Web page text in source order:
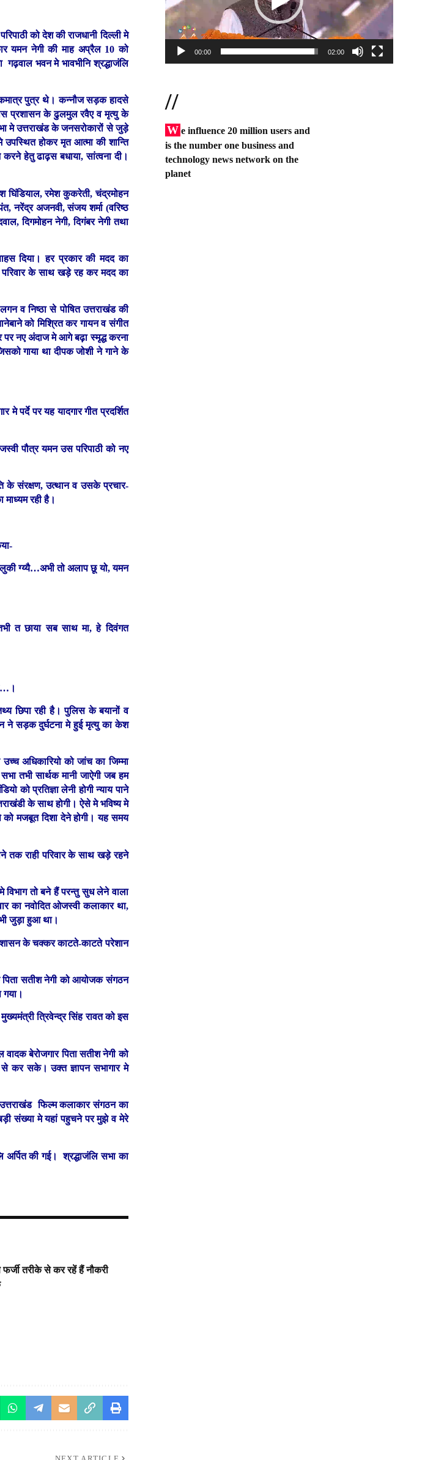
को देश की राजधानी दिल्ली मे
यमन नेगी की माह अप्रैल 10 को
भवन मे भावभीनि श्रद्धाजंलि
पुत्र थे। कन्नौज सड़क हादसे
प्रशासन के ढुलमुल रवैए व मृत्यु के
मे उत्तराखंड के जनसरोकारों से जुड़े
उपस्थित होकर मृत आत्मा की शान्ति
करने हेतु ढाढ़स बधाया, सांत्वना दी।
घिंडियाल, रमेश कुकरेती, चंद्रमोहन
नरेंद्र अजनवी, संजय शर्मा (वरिष्ठ
दिगमोहन नेगी, दिगंबर नेगी तथा
दिया। हर प्रकार की मदद का
परिवार के साथ खड़े रह कर मदद का
व निष्ठा से पोषित उत्तराखंड की
को मिश्रित कर गायन व संगीत
पर नए अंदाज मे आगे बढ़ा स्मृद्ध करना
गाया था दीपक जोशी ने गाने के
पर्दे पर यह यादगार गीत प्रदर्शित
पौत्र यमन उस परिपाठी को नए
के संरक्षण, उत्थान व उसके प्रचार-
रही है।
ग्य्यै…अभी तो अलाप छू यो, यमन
त छाया सब साथ मा, हे दिवंगत
छिपा रही है। पुलिस के बयानों व
ने सड़क दुर्घटना मे हुई मृत्यु का केश
अधिकारियो को जांच का जिम्मा
तभी सार्थक मानी जाऐगी जब हम
को प्रतिज्ञा लेनी होगी न्याय पाने
के साथ होगी। ऐसे मे भविष्य मे
मजबूत दिशा देने होगी। यह समय
तक राही परिवार के साथ खड़े रहने
तो बने हैं परन्तु सुध लेने वाला
का नवोदित ओजस्वी कलाकार था,
जुड़ा हुआ था।
के चक्कर काटते-काटते परेशान
पिता सतीश नेगी को आयोजक संगठन
गया।
त्रिवेन्द्र सिंह रावत को इस
बेरोजगार पिता सतीश नेगी को
कर सके। उक्त ज्ञापन सभागार मे
फिल्म कलाकार संगठन का
संख्या मे यहां पहुचने पर मुझे व मेरे
अर्पित की गई। श्रद्धाजंलि सभा का
तरीके से कर रहें हैं नौकरी
00:00 02:00
//
W e influence 20 million users and
is the number one business and
technology news network on the
planet